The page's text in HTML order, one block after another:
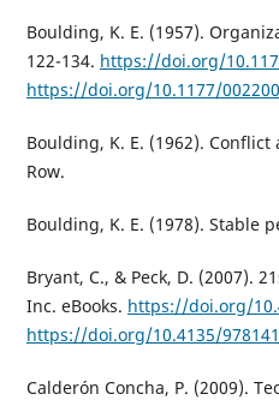
Boulding, K. E. (1957).
122-134. https://doi.org/
https://doi.org/10.1177/
Boulding, K. E. (1962).
Row.
Boulding, K. E. (1978). Stable
Bryant, C., & Peck, D. (2007).
Inc. eBooks. https://doi.org/
https://doi.org/10.4135/
Calderón Concha, P. (2009).